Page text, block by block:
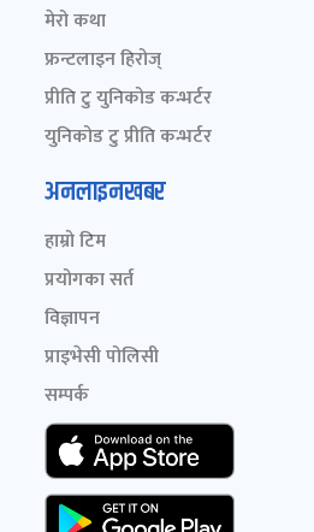
मेरो कथा
फ्रन्टलाइन हिरोज्
प्रीति टु युनिकोड कन्भर्टर
युनिकोड टु प्रीति कन्भर्टर
अनलाइनखबर
हाम्रो टिम
प्रयोगका सर्त
विज्ञापन
प्राइभेसी पोलिसी
सम्पर्क